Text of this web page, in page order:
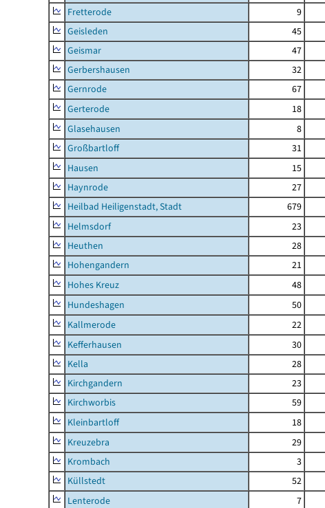
Fretterode
9
Geisleden
45
Geismar
47
Gerbershausen
32
Gernrode
67
Gerterode
18
Glasehausen
8
Großbartloff
31
Hausen
15
Haynrode
27
Heilbad Heiligenstadt, Stadt
679
Helmsdorf
23
Heuthen
28
Hohengandern
21
Hohes Kreuz
48
Hundeshagen
50
Kallmerode
22
Kefferhausen
30
Kella
28
Kirchgandern
23
Kirchworbis
59
Kleinbartloff
18
Kreuzebra
29
Krombach
3
Küllstedt
52
Lenterode
7